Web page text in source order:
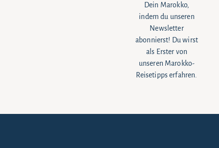
Dein Marokko,
indem du unseren
Newsletter
abonnierst! Du wirst
als Erster von
unseren Marokko-
Reisetipps erfahren.